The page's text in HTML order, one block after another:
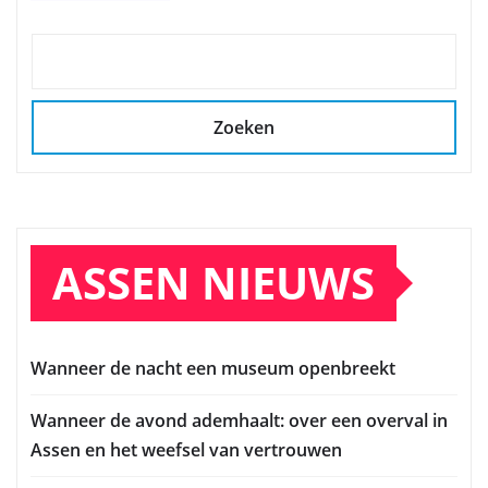
Zoeken
ASSEN NIEUWS
Wanneer de nacht een museum openbreekt
Wanneer de avond ademhaalt: over een overval in
Assen en het weefsel van vertrouwen